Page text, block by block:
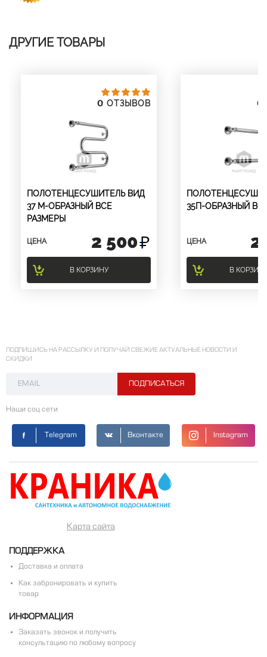
ДРУГИЕ ТОВАРЫ
0 ОТЗЫВОВ
ПОЛОТЕНЦЕСУШИТЕЛЬ ВИД
37 М-ОБРАЗНЫЙ ВСЕ
РАЗМЕРЫ
ЦЕНА 2 500
В КОРЗИНУ
0
35П-ОБРАЗНЫЙ
ЦЕНА 2
В
ПОДПИШИСЬ НА РАССЫЛКУ И ПОЛУЧАЙ СВЕЖИЕ АКТУАЛЬНЫЕ НОВОСТИ И
СКИДКИ
Наши соц сети
Telegram Вконтакте Instagram
Карта сайта
ПОДДЕРЖКА
Доставка и оплата
Как забронировать и купить
товар
ИНФОРМАЦИЯ
Заказать звонок и получить
консультацию по любому вопросу